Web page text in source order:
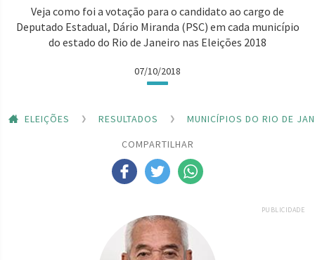
Veja como foi a votação para o candidato ao cargo de
Deputado Estadual, Dário Miranda (PSC) em cada município
do estado do Rio de Janeiro nas Eleições 2018
07/10/2018
ELEIÇÕES RESULTADOS
MUNICÍPIOS DO RIO DE
COMPARTILHAR
PUBLICIDADE